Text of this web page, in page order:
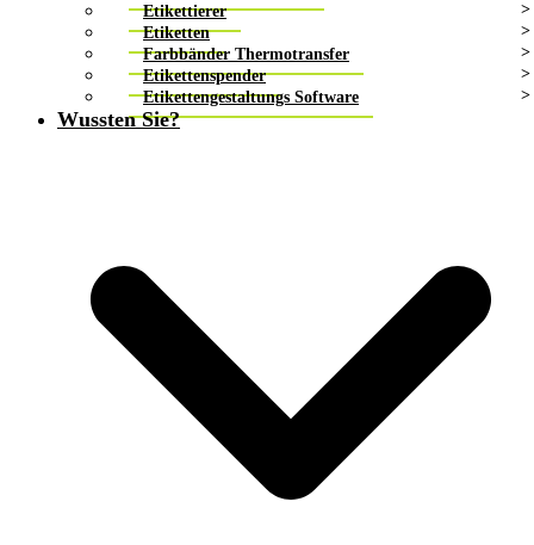
Etikettierer
Etiketten
Farbbänder Thermotransfer
Etikettenspender
Etikettengestaltungs Software
Wussten Sie?